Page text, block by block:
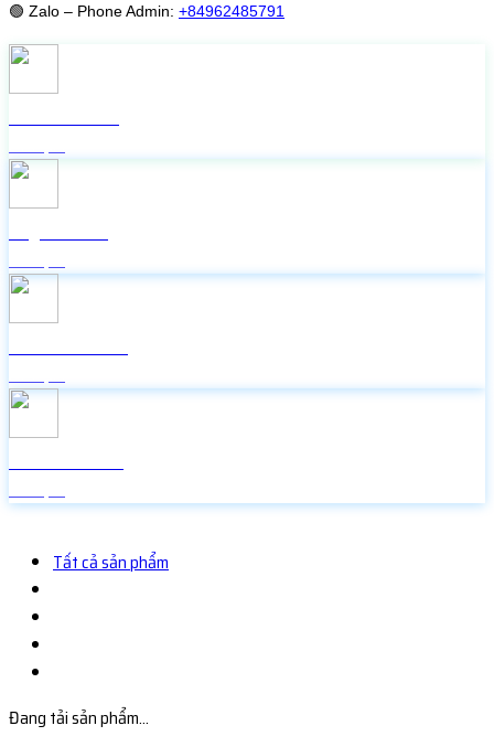
🟢 Zalo – Phone Admin: +84962485791
Check live FB
Miễn phí
Lấy mã 2FA
Miễn phí
Icon Facebook
Miễn phí
Random Face
Miễn phí
Tất cả sản phẩm
Đang tải sản phẩm...